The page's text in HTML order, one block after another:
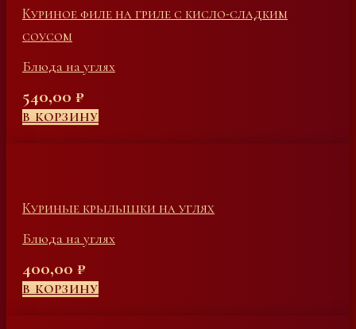
Куриное филе на гриле с кисло-сладким
соусом
Блюда на углях
540,00 ₽
В КОРЗИНУ
Куриные крылышки на углях
Блюда на углях
400,00 ₽
В КОРЗИНУ